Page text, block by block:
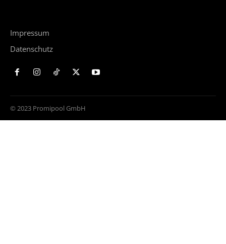
Impressum
Datenschutz
© 2023 Promipool GmbH